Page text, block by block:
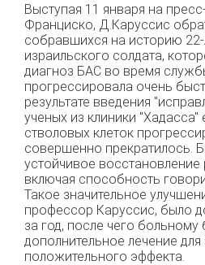
Выступая 11 января на
Франциско, Д.Каруссис
собравшихся на историю 22-
израильского солдата,
диагноз БАС во время
прогрессировала очень
результате введения
ученых из клиники "Хадасса"
стволовых клеток
совершенно прекратилось.
устойчивое восстановление
включая способность
Такое значительное
профессор Каруссис, было
за год, после чего
дополнительное лечение для
положительного эффекта.